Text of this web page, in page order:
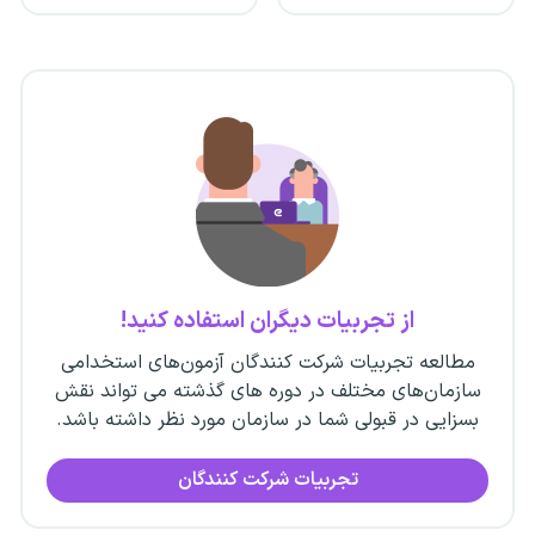
از تجربیات دیگران استفاده کنید!
مطالعه تجربیات شرکت کنندگان آزمون‌های استخدامی
سازمان‌های مختلف در دوره های گذشته می تواند نقش
بسزایی در قبولی شما در سازمان مورد نظر داشته باشد.
تجربیات شرکت کنندگان